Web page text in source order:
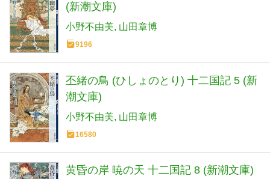
(新潮文庫)
小野不由美 山田章博
9196
丕緒の鳥 (ひしょのとり) 十二国記 5 (新
潮文庫)
小野不由美 山田章博
16580
黄昏の岸 暁の天 十二国記 8 (新潮文庫)